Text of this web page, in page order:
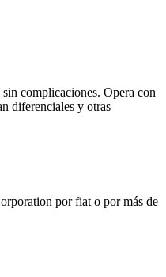
complicaciones. Opera con
diferenciales y otras
por fiat o por más de